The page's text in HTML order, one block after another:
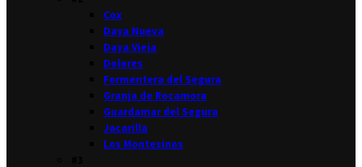
Cox
Daya Nueva
Daya Vieja
Dolores
Formentera del Segura
Granja de Rocamora
Guardamar del Segura
Jacarilla
Los Montesinos